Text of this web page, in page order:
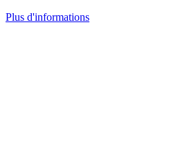
Plus d'informations